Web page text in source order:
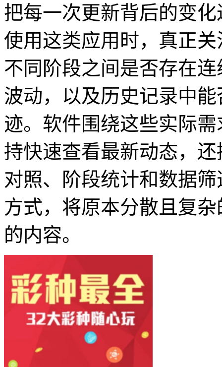
把每一次更新背后的变
使用这类应用时，真正
不同阶段之间是否存在
波动，以及历史记录中
迹。软件围绕这些实际
持快速查看最新动态，
对照、阶段统计和数据
方式，将原本分散且复
的内容。